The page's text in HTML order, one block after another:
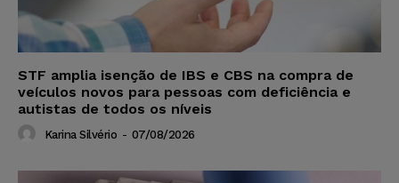
STF amplia isenção de IBS e CBS na compra de
veículos novos para pessoas com deficiência e
autistas de todos os níveis
Karina Silvério - 07/08/2026